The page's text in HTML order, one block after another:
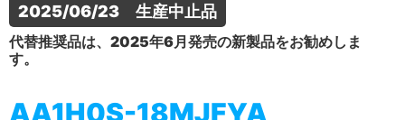
2025/06/23　生産中止品
代替推奨品は、2025年6月発売の新製品をお勧めしま
す。
AA1H0S-18MJFYA